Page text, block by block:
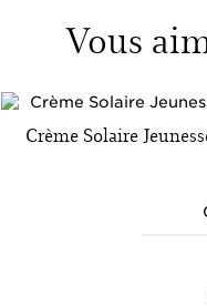
Vous
Crème Solaire